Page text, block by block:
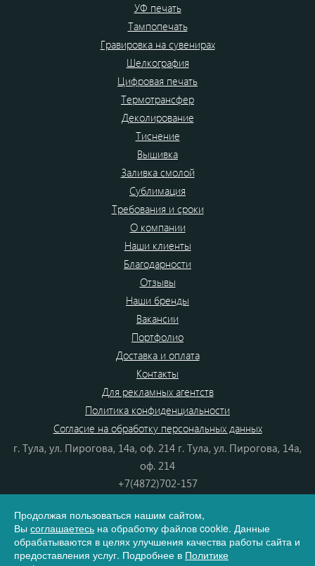
УФ печать
Тампопечать
Гравировка на сувенирах
Шелкография
Цифровая печать
Термотрансфер
Деколирование
Тиснение
Вышивка
Заливка смолой
Сублимация
Требования и сроки
О компании
Наши клиенты
Благодарности
Отзывы
Наши бренды
Вакансии
Портфолио
Доставка и оплата
Контакты
Для рекламных агентств
Политика конфиденциальности
Согласие на обработку персональных данных
г. Тула, ул. Пирогова, 14а, оф. 214 г. Тула, ул. Пирогова, 14а,
оф. 214
+7(4872)702-157
8(800) 555-80-87
e-mail:info@dono.su
Продолжая пользоваться нашим сайтом,
Вы соглашаетесь на обработку файлов cookie. Данные
обрабатываются в целях улучшения качества работы сайта и
предоставления услуг. Подробнее в Политике